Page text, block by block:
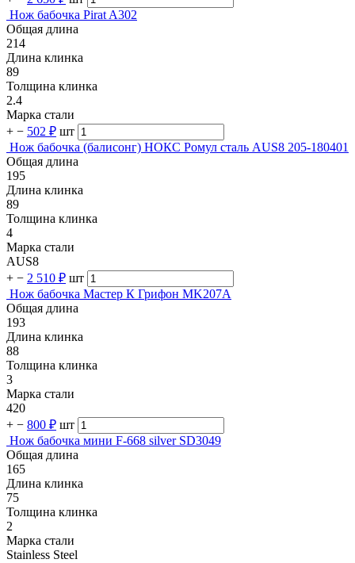
Нож бабочка Pirat A302
Общая длина
214
Длина клинка
89
Толщина клинка
2.4
Марка стали
+ − 502 ₽ шт
Нож бабочка (балисонг) НОКС Ромул сталь AUS8 205-180401
Общая длина
195
Длина клинка
89
Толщина клинка
4
Марка стали
AUS8
+ − 2 510 ₽ шт
Нож бабочка Мастер К Грифон MK207A
Общая длина
193
Длина клинка
88
Толщина клинка
3
Марка стали
420
+ − 800 ₽ шт
Нож бабочка мини F-668 silver SD3049
Общая длина
165
Длина клинка
75
Толщина клинка
2
Марка стали
Stainless Steel